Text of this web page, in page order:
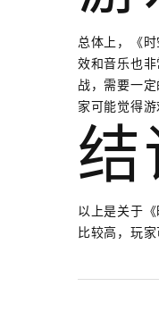
总体上，《
效和音乐也
战，需要一
家可能觉得游
以上是关于
比较高，玩